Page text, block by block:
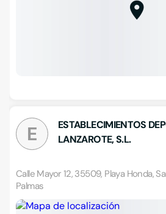
E
ESTABLECIMIENTOS
LANZAROTE, S.L.
Calle Mayor 12, 35509, Playa Honda,
Palmas